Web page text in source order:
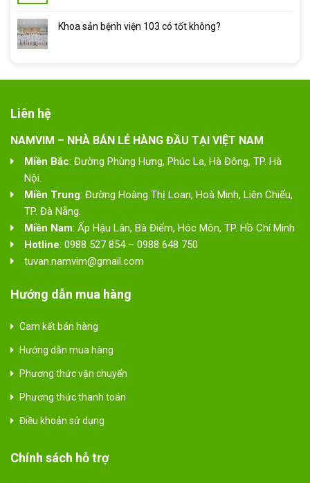
Khoa sản bệnh viện 103 có tốt không?
Liên hệ
NAMVIM – NHÀ BÁN LẺ HÀNG ĐẦU TẠI VIỆT NAM
Miền Bắc: Đường Phùng Hưng, Phúc La, Hà Đông, TP. Hà
Nội.
Miền Trung: Đường Hoàng Thị Loan, Hoà Minh, Liên Chiểu,
TP. Đà Nẵng.
Miền Nam: Ấp Hậu Lân, Bà Điểm, Hóc Môn, TP. Hồ Chí Minh
Hotline: 0988 527 854 – 0988 648 750
tuvan.namvim@gmail.com
Hướng dẫn mua hàng
Cam kết bán hàng
Hướng dẫn mua hàng
Phương thức vận chuyển
Phương thức thanh toán
Điều khoản sử dụng
Chính sách hỗ trợ